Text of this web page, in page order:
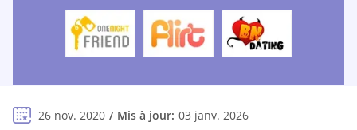
26 nov. 2020 Mis à jour: 03 janv. 2026